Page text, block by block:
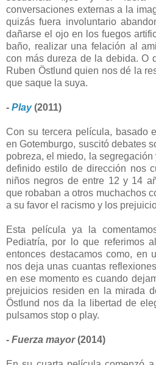
conversaciones externas a la
quizás fuera involuntario
dañarse el ojo en los fuegos
baño, realizar una felación al
con más dureza de la debida. O
Ruben Östlund quien nos dé la
que saque la suya.
- Play (2011)
Con su tercera película, basado
en Gotemburgo, suscitó debates
pobreza, el miedo, la
definido estilo de dirección nos
niños negros de entre 12 y 14
que robaban a otros muchachos
a su favor el racismo y los
Esta película ya la
Pediatría, por lo que referimos
entonces destacamos como, en
nos deja unas cuantas
en ese momento es cuando
prejuicios residen en la mirada
Östlund nos da la libertad de
pulsamos stop o play.
- Fuerza mayor(2014)